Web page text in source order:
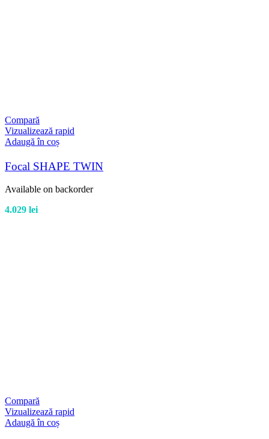
Compară
Vizualizează rapid
Adaugă în coș
Focal SHAPE TWIN
Available on backorder
4.029 lei
Compară
Vizualizează rapid
Adaugă în coș